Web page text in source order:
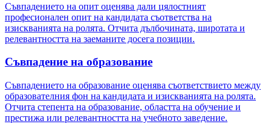
Съвпадението на опит оценява дали цялостният
професионален опит на кандидата съответства на
изискванията на ролята. Отчита дълбочината, широтата и
релевантността на заеманите досега позиции.
Съвпадение на образование
Съвпадението на образование оценява съответствието между
образователния фон на кандидата и изискванията на ролята.
Отчита степента на образование, областта на обучение и
престижа или релевантността на учебното заведение.